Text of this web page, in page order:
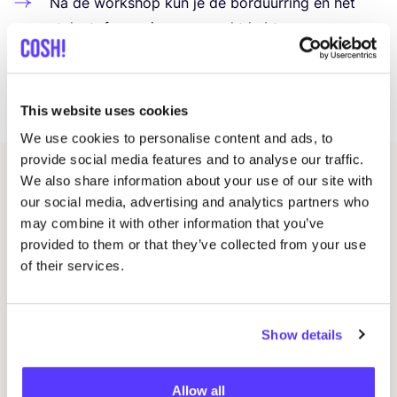
This website uses cookies
We use cookies to personalise content and ads, to
provide social media features and to analyse our traffic.
We also share information about your use of our site with
our social media, advertising and analytics partners who
may combine it with other information that you’ve
provided to them or that they’ve collected from your use
of their services.
Show details
Allow all
stuk stof waar je op gewerkt hebt mee naar
huis nemen.
Als je thuis ver­der wilt oefe­nen, kun je een
punch­naald, stof en wol kopen in het atelier.
Gerelateerde evenementen